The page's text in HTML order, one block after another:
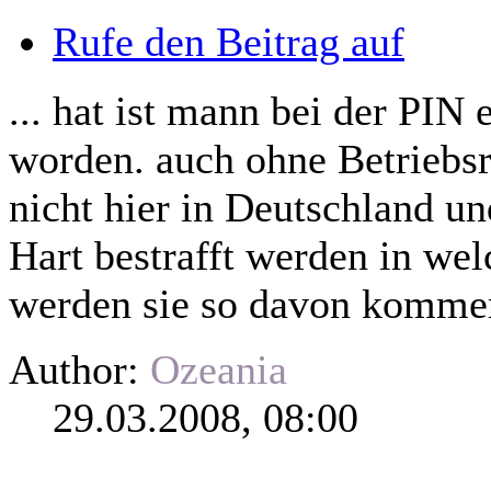
Rufe den Beitrag auf
... hat ist mann bei der PIN
worden. auch ohne
nicht hier in Deutschland
Hart bestrafft werden in
werden sie so davon
Author: Ozeania
29.03.2008, 08:00